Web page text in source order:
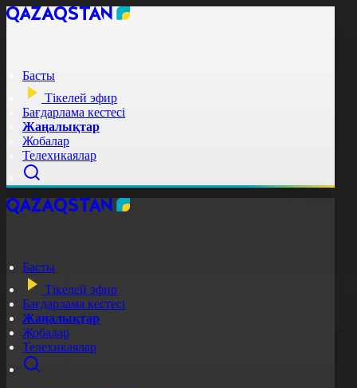
Басты
Тікелей эфир
Бағдарлама кестесі
Жаңалықтар
Жобалар
Телехикаялар
Басты
Тікелей эфир
Бағдарлама кестесі
Жаңалықтар
Жобалар
Телехикаялар